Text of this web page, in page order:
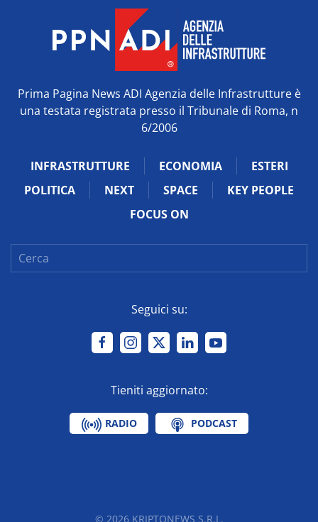
Prima Pagina News ADI Agenzia delle Infrastrutture è
una testata registrata presso il Tribunale di Roma, n
6/2006
INFRASTRUTTURE ECONOMIA
ESTERI
POLITICA
NEXT SPACE
KEY PEOPLE
FOCUS ON
Seguici su:
Tieniti aggiornato:
RADIO PODCAST
© 2026KRIPTONEWS S.R.L.